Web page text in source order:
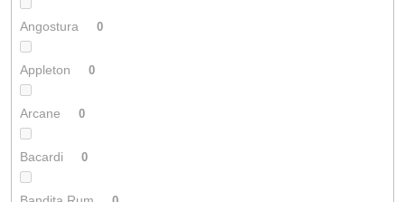
Angostura 0
Appleton 0
Arcane 0
Bacardi 0